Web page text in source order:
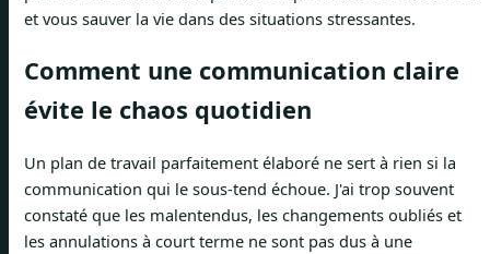
et vous sauver la vie dans des situations stressantes.
Comment une communication claire
évite le chaos quotidien
Un plan de travail parfaitement élaboré ne sert à rien si la
communication qui le sous-tend échoue. J'ai trop souvent
constaté que les malentendus, les changements oubliés et
les annulations à court terme ne sont pas dus à une